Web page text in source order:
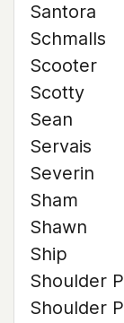
Santora
Schmalls
Scooter
Scotty
Sean
Servais
Severin
Sham
Shawn
Ship
Shoulder
Shoulder